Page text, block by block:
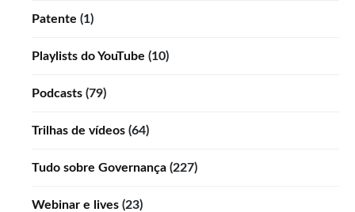
Patente (1)
Playlists do YouTube (10)
Podcasts (79)
Trilhas de vídeos (64)
Tudo sobre Governança (227)
Webinar e lives (23)